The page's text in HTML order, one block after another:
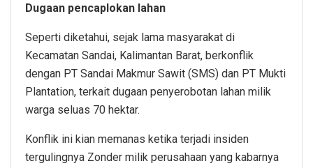
Dugaan pencaplokan lahan
Seperti diketahui, sejak lama masyarakat di
Kecamatan Sandai, Kalimantan Barat, berkonflik
dengan PT Sandai Makmur Sawit (SMS) dan PT Mukti
Plantation, terkait dugaan penyerobotan lahan milik
warga seluas 70 hektar.
Konflik ini kian memanas ketika terjadi insiden
tergulingnya Zonder milik perusahaan yang kabarnya